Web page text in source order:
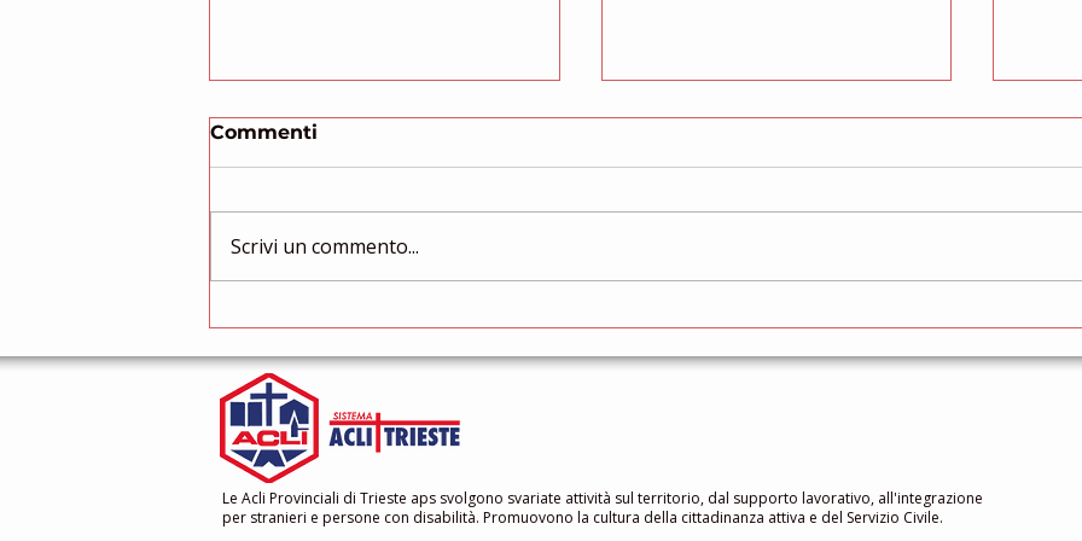
Domenica 24 settembre
2023
non è più sicura e non è più
come una volta? Oggi più che
Commenti
Scrivi un commento...
Le Acli Provinciali di Trieste aps svolgono svariate attività sul territorio, dal supporto lavorativo, all'integrazione
per stranieri e persone con disabilità. Promuovono la cultura della cittadinanza attiva e del Servizio Civile.